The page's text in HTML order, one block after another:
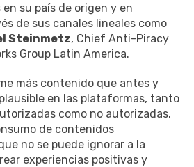
su país de origen y en
de sus canales lineales como
Steinmetz, Chief Anti-Piracy
Group Latin America.
más contenido que antes y
en las plataformas, tanto
como no autorizadas.
de contenidos
no se puede ignorar a la
experiencias positivas y